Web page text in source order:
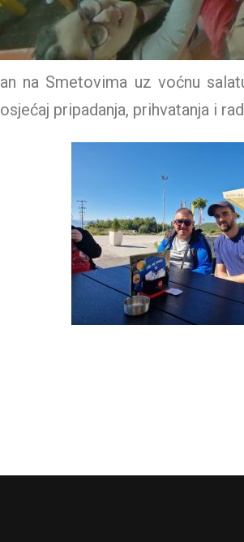
an na Smetovima uz voćnu
osjećaj pripadanja, prihvatanja i